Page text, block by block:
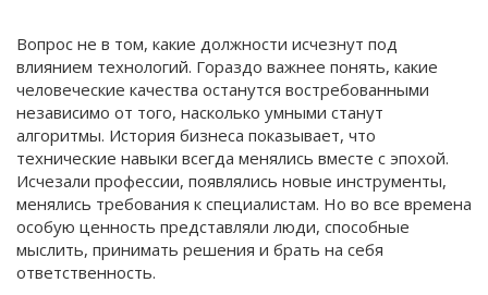
Вопрос не в том, какие должности исчезнут под
влиянием технологий. Гораздо важнее понять, какие
человеческие качества останутся востребованными
независимо от того, насколько умными станут
алгоритмы. История бизнеса показывает, что
технические навыки всегда менялись вместе с эпохой.
Исчезали профессии, появлялись новые инструменты,
менялись требования к специалистам. Но во все времена
особую ценность представляли люди, способные
мыслить, принимать решения и брать на себя
ответственность.